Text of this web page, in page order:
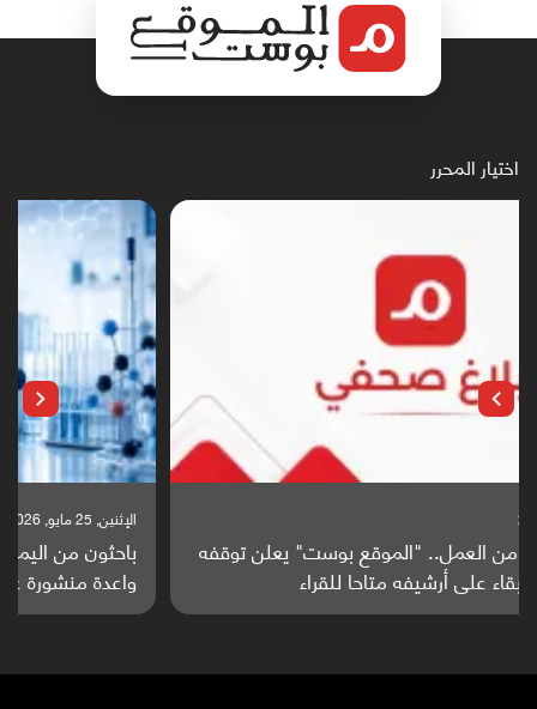
اختيار المحرر
باحثون من اليمن يدخلون سباق أبحاث ألزهايمر بدراسة
واعدة منشورة عالميا (ترجمة)